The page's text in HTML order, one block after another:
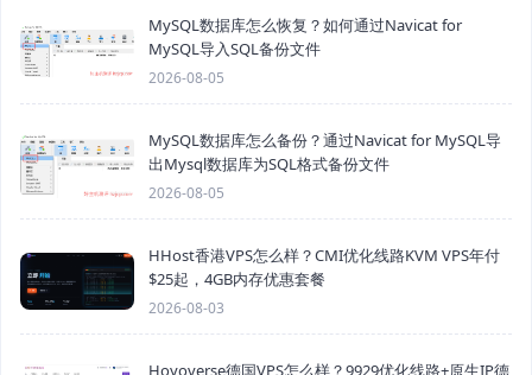
MySQL数据库怎么恢复？如何通过Navicat for
MySQL导入SQL备份文件
2026-08-05
MySQL数据库怎么备份？通过Navicat for MySQL导
出Mysql数据库为SQL格式备份文件
2026-08-05
HHost香港VPS怎么样？CMI优化线路KVM VPS年付
$25起，4GB内存优惠套餐
2026-08-03
Hoyoverse德国VPS怎么样？9929优化线路+原生IP德